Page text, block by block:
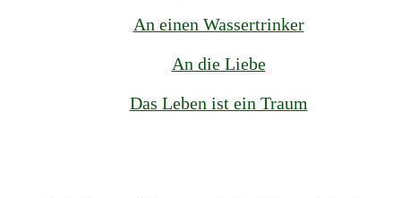
An einen Wassertrinker
An die Liebe
Das Leben ist ein Traum